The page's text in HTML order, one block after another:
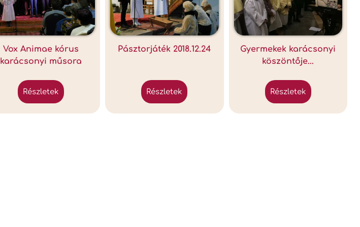
Vox Animae kórus
karácsonyi műsora
részletek
Pásztorjáték 2018.12.24
részletek
Gyermekek karácsonyi
köszöntője...
részletek